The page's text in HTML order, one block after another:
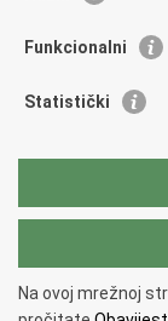
Korisne
Hrvatski sabor
Državni zavod za
Agencija za
Nacionalni plan
Povratak na vrh
Funkcionalni
Statistički
Na ovoj mrežnoj